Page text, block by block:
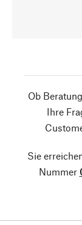
Ob
Ihre
Sie
Nummer